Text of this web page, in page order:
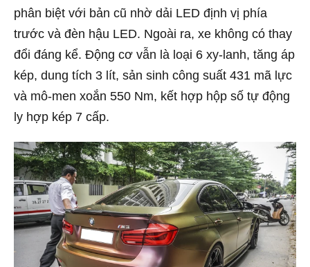
phân biệt với bản cũ nhờ dải LED định vị phía
trước và đèn hậu LED. Ngoài ra, xe không có thay
đổi đáng kể. Động cơ vẫn là loại 6 xy-lanh, tăng áp
kép, dung tích 3 lít, sản sinh công suất 431 mã lực
và mô-men xoắn 550 Nm, kết hợp hộp số tự động
ly hợp kép 7 cấp.